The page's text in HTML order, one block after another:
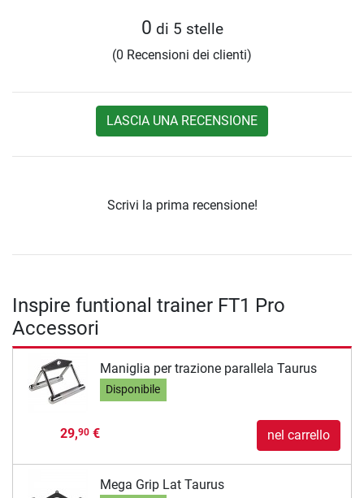
0 di 5 stelle
(0 Recensioni dei clienti)
LASCIA UNA RECENSIONE
Scrivi la prima recensione!
Inspire funtional trainer FT1 Pro
Accessori
Maniglia per trazione parallela Taurus
Disponibile
29,90€ nel carrello
Mega Grip Lat Taurus